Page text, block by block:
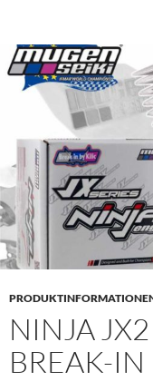
NINJA
BREAK-IN